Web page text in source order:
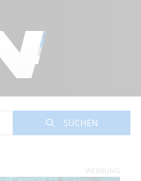
SUCHEN
WERBUNG